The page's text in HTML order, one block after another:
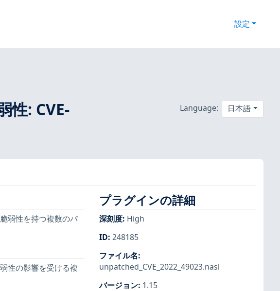
設定
性: CVE-
Language: 日本語
弱性を持つ複数のパ
性の影響を受ける複
プラグインの詳細
深刻度: High
ID: 248185
ファイル名:
unpatched_CVE_2022_49023.nasl
バージョン: 1.15